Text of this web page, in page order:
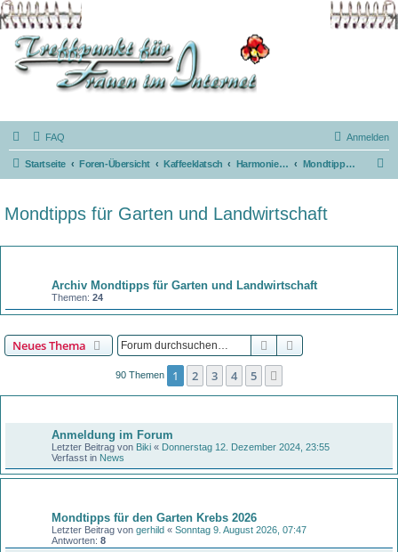
FAQ Anmelden
Startseite Foren-Übersicht Kaffeeklatsch Harmonie mit dem Mond Mondtipps für Garten und Landwirtschaft
e
Mondtipps für Garten und Landwirtschaft
Archiv Mondtipps für Garten und Landwirtschaft
Themen: 24
Neues Thema Suche
90 Themen 1 2 3 4 5
Anmeldung im Forum
Letzter Beitrag von Biki « Donnerstag 12. Dezember 2024, 23:55
Verfasst in News
Mondtipps für den Garten Krebs 2026
Letzter Beitrag von gerhild « Sonntag 9. August 2026, 07:47
Antworten: 8